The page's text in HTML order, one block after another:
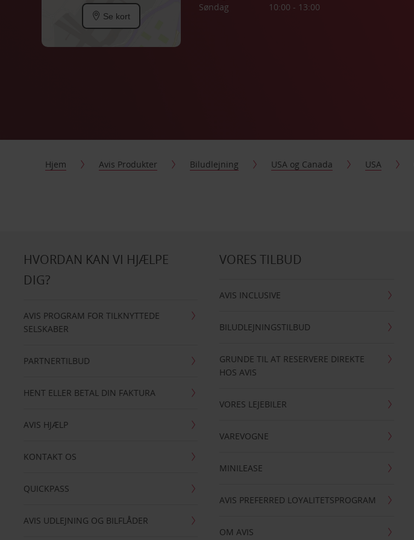
Se kort
Søndag
10:00 - 13:00
Hjem Avis Produkter Biludlejning USA og Canada USA
HVORDAN KAN VI HJÆLPE
DIG?
AVIS PROGRAM FOR TILKNYTTEDE
SELSKABER
PARTNERTILBUD
HENT ELLER BETAL DIN FAKTURA
AVIS HJÆLP
KONTAKT OS
QUICKPASS
AVIS UDLEJNING OG BILFLÅDER
VORES TILBUD
AVIS INCLUSIVE
BILUDLEJNINGSTILBUD
GRUNDE TIL AT RESERVERE DIREKTE
HOS AVIS
VORES LEJEBILER
VAREVOGNE
MINILEASE
AVIS PREFERRED LOYALITETSPROGRAM
OM AVIS